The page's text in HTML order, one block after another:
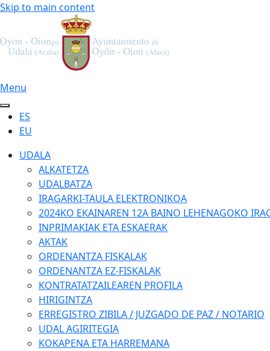
Skip to main content
Menu
ES
EU
UDALA
ALKATETZA
UDALBATZA
IRAGARKI-TAULA ELEKTRONIKOA
2024KO EKAINAREN 12A BAINO LEHENAGOKO
INPRIMAKIAK ETA ESKAERAK
AKTAK
ORDENANTZA FISKALAK
ORDENANTZA EZ-FISKALAK
KONTRATATZAILEAREN PROFILA
HIRIGINTZA
ERREGISTRO ZIBILA / JUZGADO DE PAZ / NOTARIO
UDAL AGIRITEGIA
KOKAPENA ETA HARREMANA